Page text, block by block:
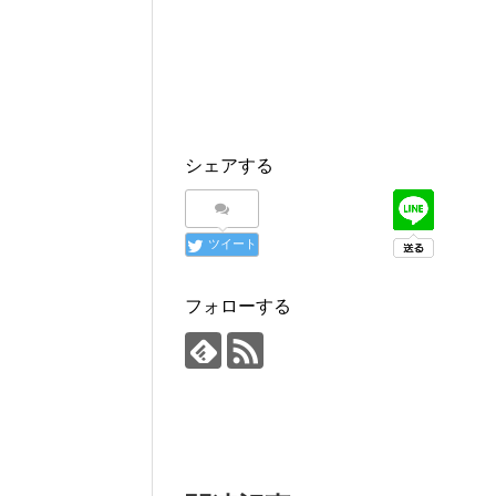
シェアする
ツイート
フォローする